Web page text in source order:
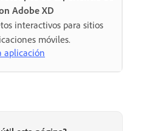
Adobe XD
interactivos para sitios
móviles.
aplicación